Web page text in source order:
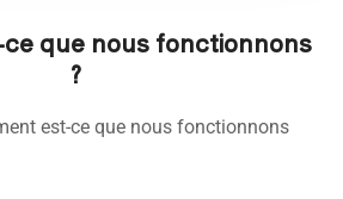
que nous fonctionnons
?
est-ce que nous fonctionnons